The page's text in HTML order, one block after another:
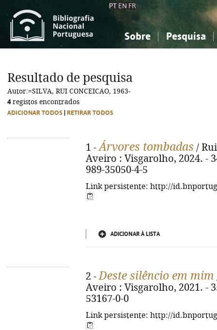
PT EN FR
Sobre Pesquisa
Ciências sociais...
Ciências sociais...
Resultado de pesquisa
Autor:=SILVA, RUI CONCEICAO, 1963-
4registos encontrados
ADICIONAR TODOS RETIRAR TODOS
1 -Árvores tombadas /
Aveiro : Visgarolho, 2024. -
989-35050-4-5
Link persistente: http://
ADICIONAR À LISTA
2 -Deste silêncio em mim
Aveiro : Visgarolho, 2021. -
53167-0-0
Link persistente: http://